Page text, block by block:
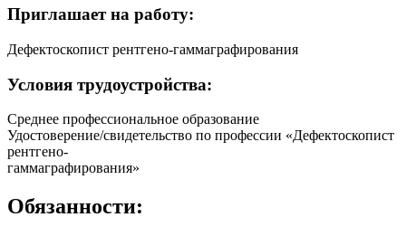
Приглашает на работу:
Дефектоскопист рентгено-гаммаграфирования
Условия трудоустройства:
Среднее профессиональное образование
Удостоверение/свидетельство по профессии «Дефектоскопист
рентгено-
гаммаграфирования»
Обязанности: